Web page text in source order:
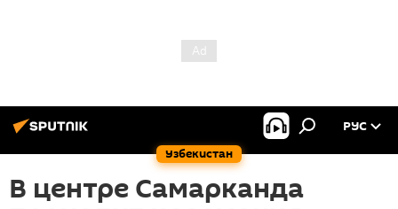
Узбекистан
РУС
В центре Самарканда